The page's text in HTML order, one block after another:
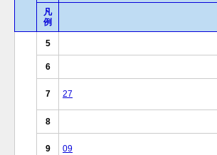
凡
例
5
6
7 27
8
9 09